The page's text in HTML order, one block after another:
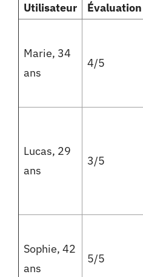
Utilisateur Évaluation
Marie, 34
ans
4/5
Lucas, 29
ans
3/5
Sophie, 42
ans
5/5